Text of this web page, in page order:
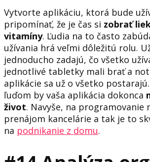
Vytvorte aplikáciu, ktorá bude
pripomínať, že je čas si zobrať
vitamíny. Ľudia na to často
užívania hrá veľmi dôležitú rolu.
jednoducho zadajú, čo všetko
jednotlivé tabletky mali brať a
aplikácie sa už o všetko
ľuďom by vaša aplikácia dokonca
život. Navyše, na
prenájom kancelárie a tak je to
na podnikanie z domu.